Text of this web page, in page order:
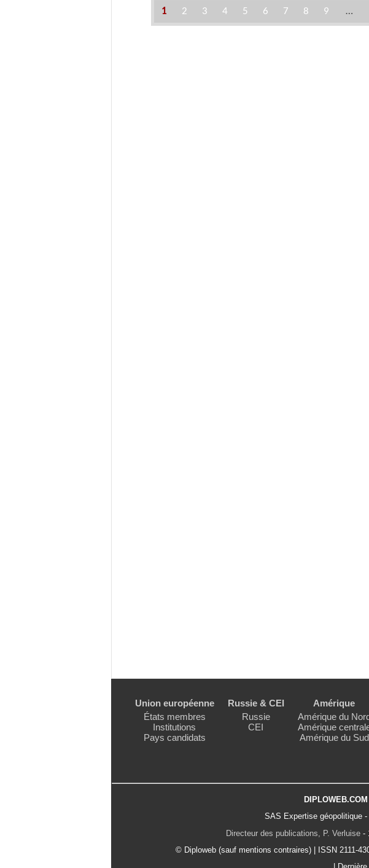
1 2 3 4 5 6 7 8 9 …
Union européenne
États membres
Institutions
Pays candidats
Russie & CEI
Russie
CEI
Amérique
Amérique du
Amérique
Amérique du Sud
SAS Expertise géopolitique
Directeur des publications, P. Verluise -
© Diploweb (sauf mentions contraires) | ISSN 2111-